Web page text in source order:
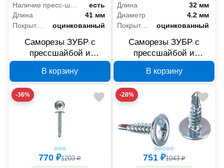
есть
Длина
41 мм
Покрытие
оцинкованный
Саморезы ЗУБР с
прессшайбой и
металлу 4,2x41 мм,
PH2, 200 шт, 4-300211-
В корзину
Длина
32 мм
Диаметр
4.2 мм
Покрытие
оцинкованный
Саморезы ЗУБР с
прессшайбой и
металлу 4,2x32 мм,
PH2, 250 шт, 4-300211-
В корзину
-36%
770 ₽1203 ₽
-28%
751 ₽1043 ₽